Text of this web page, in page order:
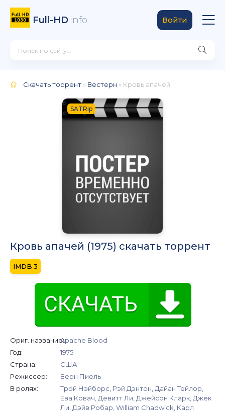
Full-HD.info Войти
Скачать торрент » Вестерн » Кровь апачей
SATRip
Кровь апачей (1975) скачать торрент
3
Ориг. название:Apache Blood
Год:
1975
Страна:
США
Режиссер:
Верн Пиель
В ролях:
Трой Нэйборс, Рэй Дэнтон, Дайан Тейлор,
Ева Ковач, Девитт Ли, Джейсон Кларк, Джек
Ли, Дэйв Робар, William Chadwick, Карл